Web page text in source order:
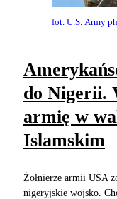
fot. U.S. Army
do Nigerii.
armię w
Islamskim
Żołnierze armii USA
nigeryjskie wojsko.